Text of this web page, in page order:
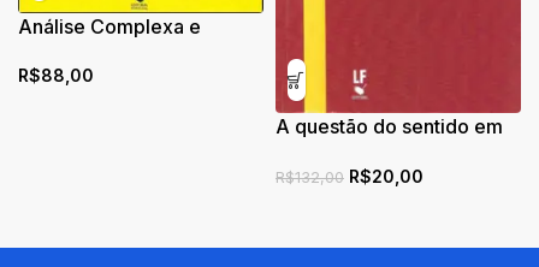
Análise Complexa e
Exercícios
R$88,00
A questão do sentido em
ciências e matemática:
R$132,00 R$20,00